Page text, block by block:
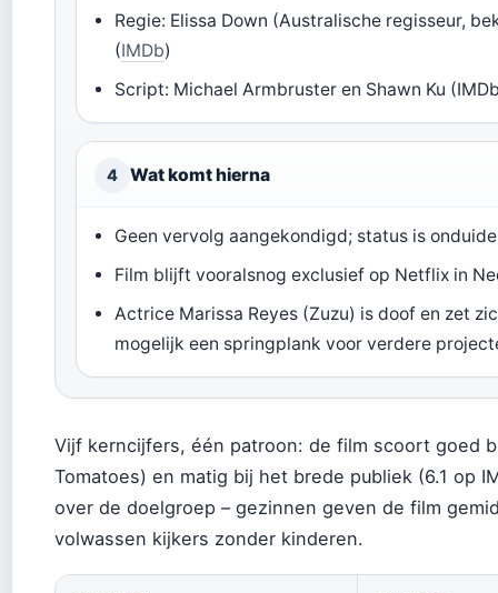
Regie: Elissa Down (Australische regisseur,
(IMDb)
Script: Michael Armbruster en Shawn Ku
4 Wat komt hierna
Geen vervolg aangekondigd; status is
Film blijft vooralsnog exclusief op Netflix in
Actrice Marissa Reyes (Zuzu) is doof en zet
mogelijk een springplank voor verdere
Vijf kerncijfers, één patroon: de film scoort goed
Tomatoes) en matig bij het brede publiek (6.1 op
over de doelgroep – gezinnen geven de film
volwassen kijkers zonder kinderen.